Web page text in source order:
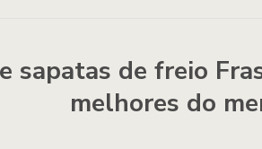
sapatas de freio
melhores do